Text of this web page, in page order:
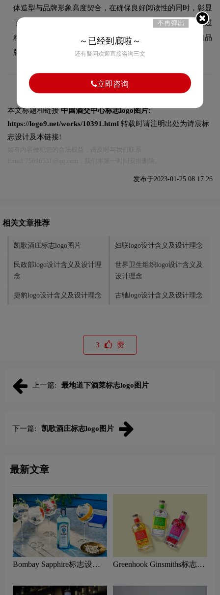
体造型与品牌形象高度契合，在确保良好阅读性的同时，彰显
了品牌的极简现代设计风格。字体的结构、粗细及间距都经过
精心考量，使整体标志在不同尺寸和场景下均能保持一致的品
牌调性。
本文标题和链接中国酒交中心标志logo图片:
https://logo9.net/works/10391.html 转载时请注明出处为诗宸标
志设计及本链接!
发布于2023-01-25 08:17:26
相关文章推荐
凯歌酒庄标志logo图片 妇联logo设计含义及设计理念
民政部logo设计含义及设计理
念
世界卫生组织logo设计含义及
设计理念
捷豹logo设计含义及设计理念 古驰logo设计含义及设计理念
3 赞
上一篇: 最地道下酒菜标志logo图片
下一篇: 凯歌酒庄标志logo图片
最新文章
Bombay Sapphire标志设计
Greenhook Ginsmiths标志设
不再弹出
～已经到底啦～
还有疑问欢迎直接咨询三文
立即咨询